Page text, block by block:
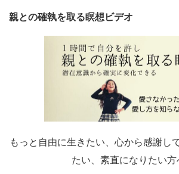
親との確執を取る瞑想ビデオ
もっと自由に生きたい、心から感謝し
たい、素直になりたい方